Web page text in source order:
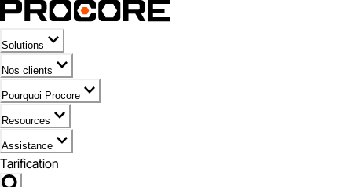
Solutions
Nos clients
Pourquoi Procore
Resources
Assistance
Tarification